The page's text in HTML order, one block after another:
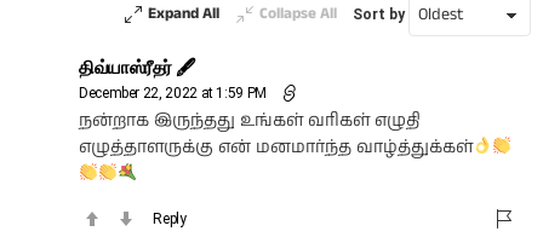
Expand All Collapse All Sort by
திவ்யாஸ்ரீதர் 🖋
December 22, 2022 at 1:59 PM
நன்றாக இருந்தது உங்கள் வரிகள் எழுதி
எழுத்தாளருக்கு என் மனமார்ந்த வாழ்த்துக்கள்
Reply